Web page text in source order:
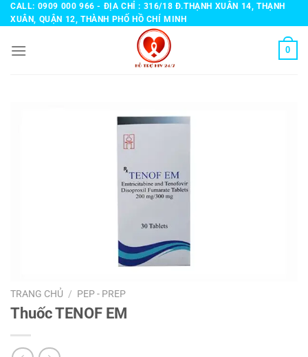
Bỏ
qua
dung
CALL: 0909 000 966 - ĐỊA CHỈ : 316/18 Đ.THẠNH XUÂN 14, THẠNH
XUÂN, QUẬN 12, THÀNH PHỐ HỒ CHÍ MINH
0
TRANG CHỦ / PEP - PREP
Thuốc TENOF EM